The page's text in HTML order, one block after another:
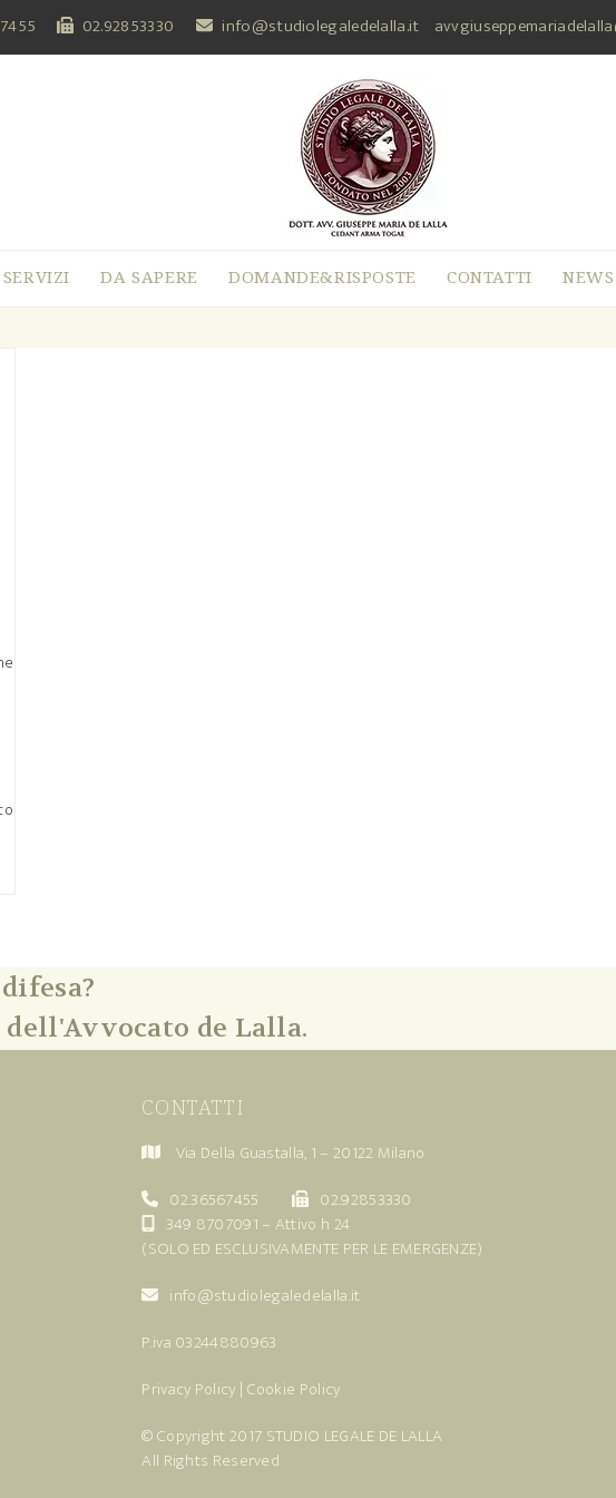
02.92853330 info@studiolegaledelalla.it
SERVIZI DA SAPERE DOMANDE&RISPOSTE CONTATTI NEWS
de Lalla.
CONTATTI
Via Della Guastalla, 1 – 20122 Milano
02.36567455
02.92853330
349 8707091 – Attivo h 24
(SOLO ED ESCLUSIVAMENTE PER LE EMERGENZE)
info@studiolegaledelalla.it
P.iva 03244880963
Privacy Policy | Cookie Policy
© Copyright 2017 STUDIO LEGALE DE LALLA
All Rights Reserved